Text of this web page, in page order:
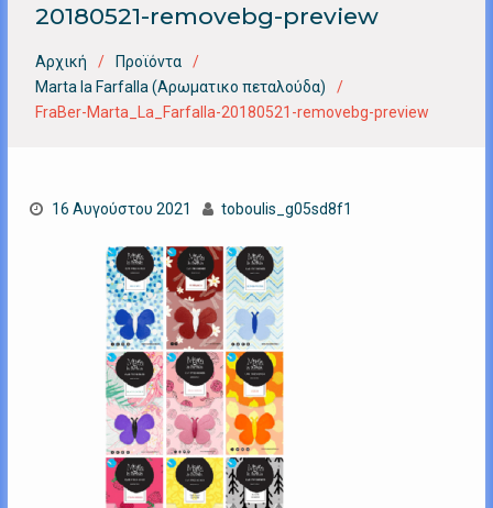
20180521-removebg-preview
Αρχική
Προϊόντα
Marta la Farfalla (Αρωματικο πεταλούδα)
FraBer-Marta_La_Farfalla-20180521-removebg-preview
16 Αυγούστου 2021 toboulis_g05sd8f1